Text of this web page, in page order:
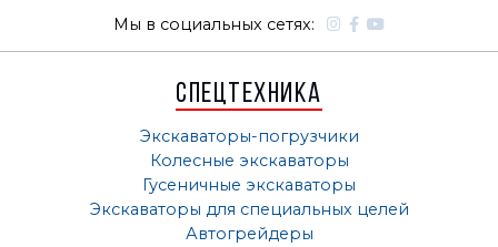
Мы в социальных сетях:
Спецтехника
Экскаваторы-погрузчики
Колесные экскаваторы
Гусеничные экскаваторы
Экскаваторы для специальных целей
Автогрейдеры